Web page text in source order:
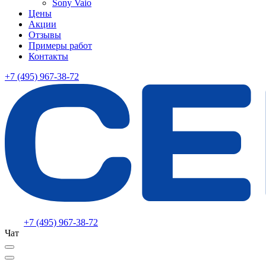
Sony Vaio
Цены
Акции
Отзывы
Примеры работ
Контакты
+7 (495) 967-38-72
+7 (495) 967-38-72
Чат